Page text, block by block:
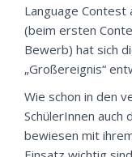
Language Contest
(beim ersten
Bewerb) hat sich
„Großereignis“
Wie schon in den
SchülerInnen
bewiesen mit